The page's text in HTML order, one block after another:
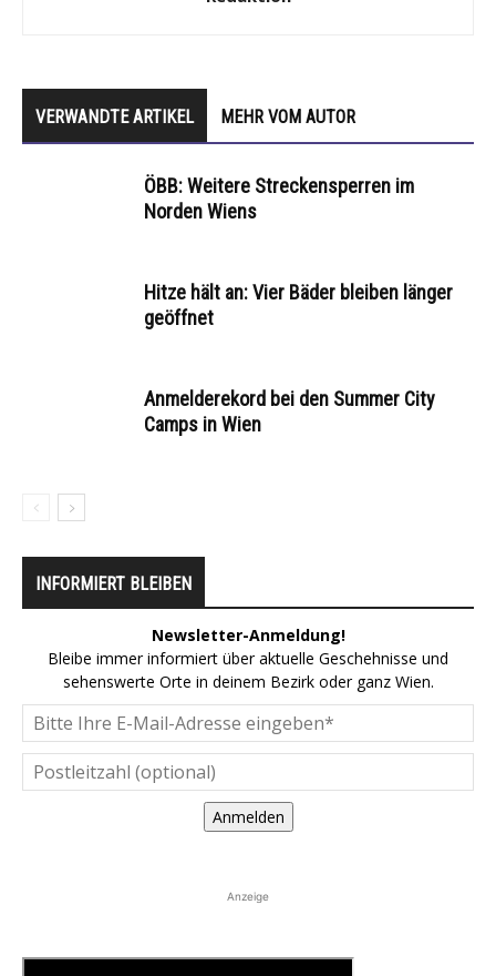
VERWANDTE ARTIKEL MEHR VOM AUTOR
ÖBB: Weitere Streckensperren im
Norden Wiens
Hitze hält an: Vier Bäder bleiben länger
geöffnet
Anmelderekord bei den Summer City
Camps in Wien
INFORMIERT BLEIBEN
Newsletter-Anmeldung!
Bleibe immer informiert über aktuelle Geschehnisse und
sehenswerte Orte in deinem Bezirk oder ganz Wien.
Anmelden
Anzeige